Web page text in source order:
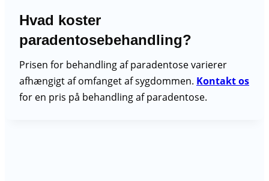
Hvad koster
paradentosebehandling?
Prisen for behandling af paradentose varierer
afhængigt af omfanget af sygdommen. Kontakt os
for en pris på behandling af paradentose.